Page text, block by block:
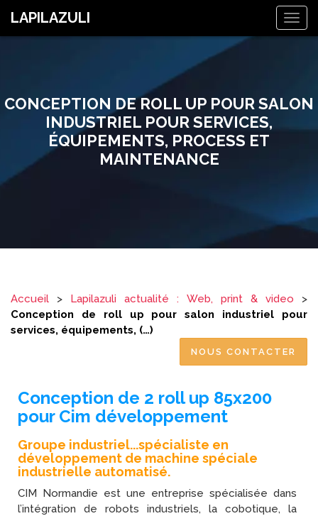
LAPILAZULI
CONCEPTION DE ROLL UP POUR SALON
INDUSTRIEL POUR SERVICES,
ÉQUIPEMENTS, PROCESS ET
MAINTENANCE
Accueil > Lapilazuli actualité : Web, print & video >
Conception de roll up pour salon industriel pour
services, équipements, (…)
NOUS CONTACTER
Conception de 2 roll up 85x200
pour Cim développement
Groupe industriel...spécialiste en
développement de machine spéciale
industrielle automatisé.
CIM Normandie est une entreprise spécialisée dans
l’intégration de robots industriels, la cobotique, la